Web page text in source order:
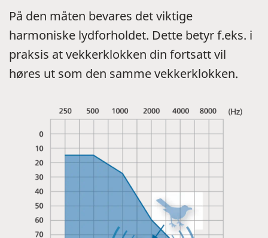
På den måten bevares det viktige
harmoniske lydforholdet. Dette betyr f.eks. i
praksis at vekkerklokken din fortsatt vil
høres ut som den samme vekkerklokken.